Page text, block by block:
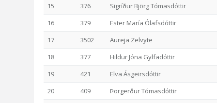
15
376
Sigríður Björg Tómasdóttir
16
379
Ester María Ólafsdóttir
17
3502
Aureja Zelvyte
18
377
Hildur Jóna Gylfadóttir
19
421
Elva Ásgeirsdóttir
20
409
Þorgerður Tómasdóttir